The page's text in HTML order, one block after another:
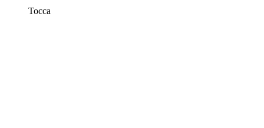
Tocca